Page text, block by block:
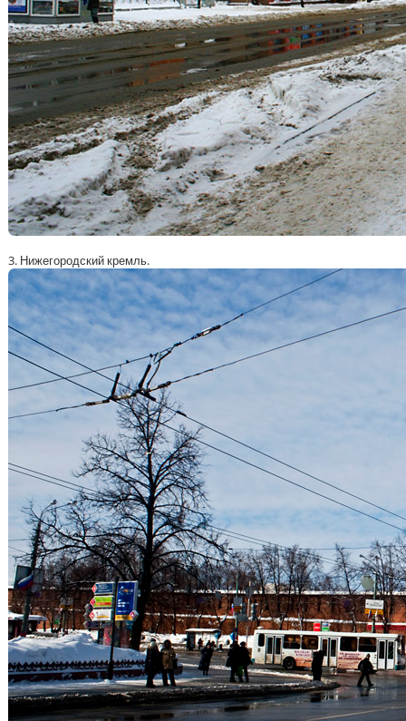
3. Нижегородский кремль.